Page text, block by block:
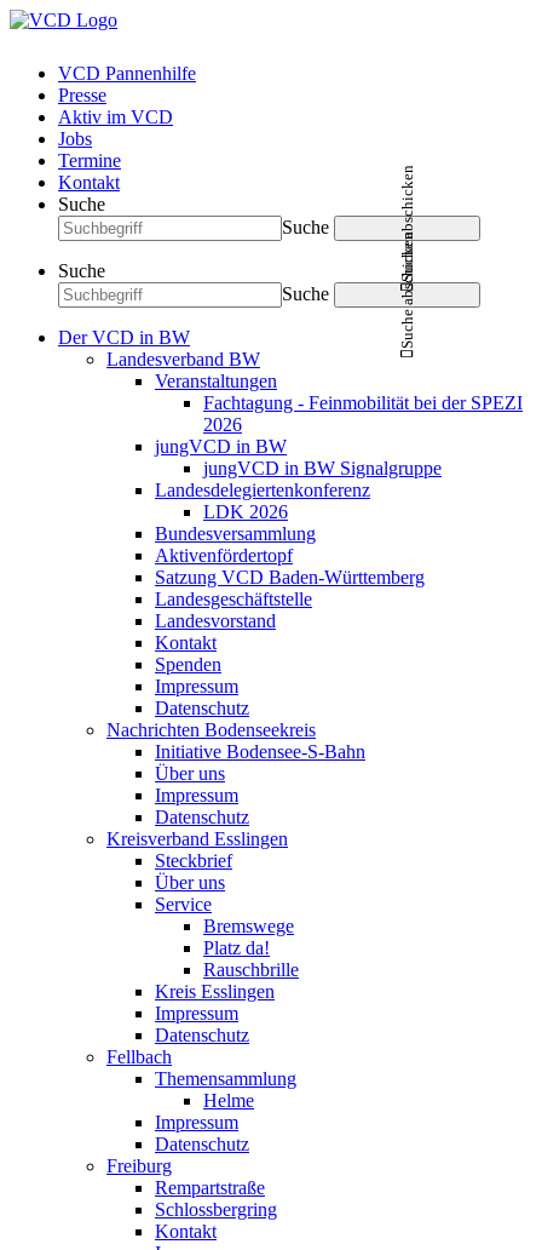
VCD Pannenhilfe
Presse
Aktiv im VCD
Jobs
Termine
Kontakt
Suche
Suche
Suche abschicken
Suche
Suche
Suche abschicken
Der VCD in BW
Landesverband BW
Veranstaltungen
Fachtagung - Feinmobilität bei der SPEZI
2026
jungVCD in BW
jungVCD in BW Signalgruppe
Landesdelegiertenkonferenz
LDK 2026
Bundesversammlung
Aktivenfördertopf
Satzung VCD Baden-Württemberg
Landesgeschäftstelle
Landesvorstand
Kontakt
Spenden
Impressum
Datenschutz
Nachrichten Bodenseekreis
Initiative Bodensee-S-Bahn
Über uns
Impressum
Datenschutz
Kreisverband Esslingen
Steckbrief
Über uns
Service
Bremswege
Platz da!
Rauschbrille
Kreis Esslingen
Impressum
Datenschutz
Fellbach
Themensammlung
Helme
Impressum
Datenschutz
Freiburg
Rempartstraße
Schlossbergring
Kontakt